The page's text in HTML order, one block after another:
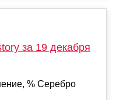
за 19 декабря
% Серебро